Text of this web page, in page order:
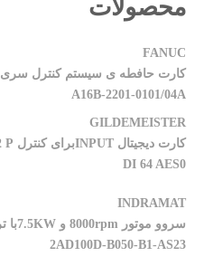
محصولات
FANUC
کارت حافطه ی سیستم کنترل سری 0-MC
A16B-2201-0101/04A
GILDEMEISTER
کارت دیجیتال INPUTبرای کنترل EPL 2-G2 P مدل
DI 64 AES0
INDRAMAT
سروو موتور 8000rpm و 7.5KWبا ترمز مدل
2AD100D-B050-B1-AS23